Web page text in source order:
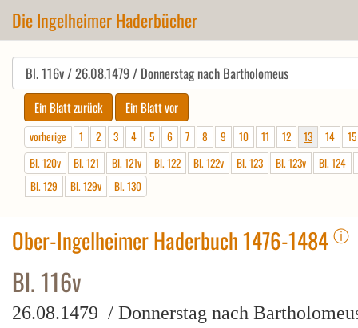
Die Ingelheimer Haderbücher
vorherige 1 2 3 4 5 6 7 8 9 10 11 12 13 14
15
Bl. 120v
Bl. 121 Bl. 121v Bl. 122 Bl. 122v Bl. 123 Bl. 123v
Bl. 124
Bl. 129
Bl. 129v Bl. 130
Ober-Ingelheimer Haderbuch 1476-1484 ⓘ
Bl. 116v
26.08.1479 / Donnerstag nach